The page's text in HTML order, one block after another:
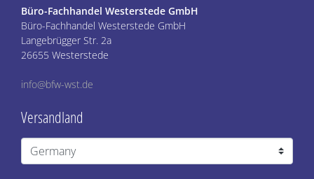
Büro-Fachhandel Westerstede GmbH
Büro-Fachhandel Westerstede GmbH
Langebrügger Str. 2a
26655 Westerstede
info@bfw-wst.de
Versandland